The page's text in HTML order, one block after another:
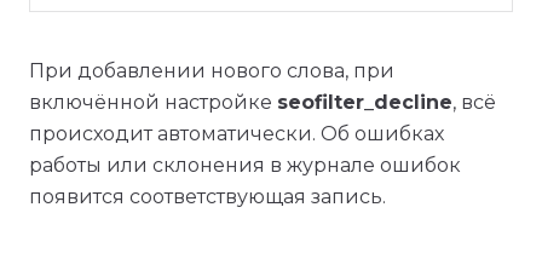
При добавлении нового слова, при
включённой настройке seofilter_decline, всё
происходит автоматически. Об ошибках
работы или склонения в журнале ошибок
появится соответствующая запись.